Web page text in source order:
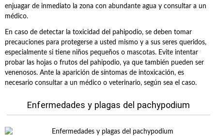
enjuagar de inmediato la zona con abundante agua y consultar a un
médico.
En caso de detectar la toxicidad del pahipodio, se deben tomar
precauciones para protegerse a usted mismo y a sus seres queridos,
especialmente si tiene niños pequeños o mascotas. Evite intentar
probar las hojas o frutos del pahipodio, ya que también pueden ser
venenosos. Ante la aparición de síntomas de intoxicación, es
necesario consultar a un médico o veterinario, según sea el caso.
Enfermedades y plagas del pachypodium